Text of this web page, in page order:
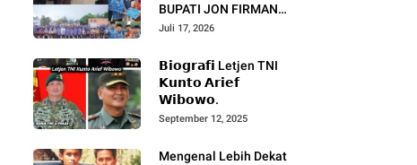
BUPATI JON FIRMAN
PANDU TEKANKAN ASN
DAN PELAYANAN
MASYARAKAT.
Juli 17, 2026
𝗕𝗶𝗼𝗴𝗿𝗮𝗳𝗶 Letjen TNI
𝗞𝘂𝗻𝘁𝗼 𝗔𝗿𝗶𝗲𝗳
𝗪𝗶𝗯𝗼𝘄𝗼.
September 12, 2025
Mengenal Lebih Dekat